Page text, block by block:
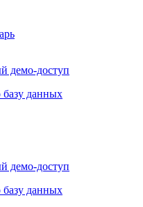
демо-доступ
базу данных
демо-доступ
базу данных